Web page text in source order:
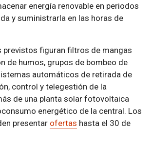
energía renovable en periodos
y suministrarla en las horas de
previstos figuran filtros de mangas
de humos, grupos de bombeo de
automáticos de retirada de
control y telegestión de la
de una planta solar fotovoltaica
energético de la central. Los
presentar ofertas hasta el 30 de